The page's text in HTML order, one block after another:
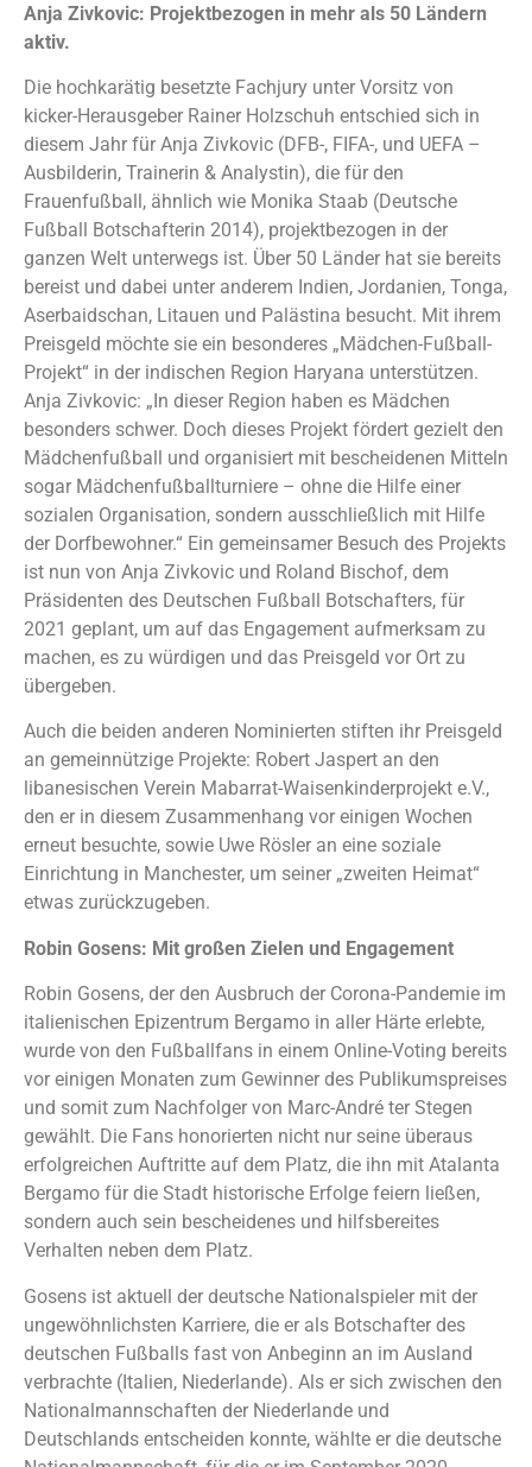
Anja Zivkovic: Projektbezogen in mehr als 50 Ländern
aktiv.
Die hochkarätig besetzte Fachjury unter Vorsitz von
kicker-Herausgeber Rainer Holzschuh entschied sich in
diesem Jahr für Anja Zivkovic (DFB-, FIFA-, und UEFA –
Ausbilderin, Trainerin & Analystin), die für den
Frauenfußball, ähnlich wie Monika Staab (Deutsche
Fußball Botschafterin 2014), projektbezogen in der
ganzen Welt unterwegs ist. Über 50 Länder hat sie bereits
bereist und dabei unter anderem Indien, Jordanien, Tonga,
Aserbaidschan, Litauen und Palästina besucht. Mit ihrem
Preisgeld möchte sie ein besonderes „Mädchen-Fußball-
Projekt“ in der indischen Region Haryana unterstützen.
Anja Zivkovic: „In dieser Region haben es Mädchen
besonders schwer. Doch dieses Projekt fördert gezielt den
Mädchenfußball und organisiert mit bescheidenen Mitteln
sogar Mädchenfußballturniere – ohne die Hilfe einer
sozialen Organisation, sondern ausschließlich mit Hilfe
der Dorfbewohner.“ Ein gemeinsamer Besuch des Projekts
ist nun von Anja Zivkovic und Roland Bischof, dem
Präsidenten des Deutschen Fußball Botschafters, für
2021 geplant, um auf das Engagement aufmerksam zu
machen, es zu würdigen und das Preisgeld vor Ort zu
übergeben.
Auch die beiden anderen Nominierten stiften ihr Preisgeld
an gemeinnützige Projekte: Robert Jaspert an den
libanesischen Verein Mabarrat-Waisenkinderprojekt e.V.,
den er in diesem Zusammenhang vor einigen Wochen
erneut besuchte, sowie Uwe Rösler an eine soziale
Einrichtung in Manchester, um seiner „zweiten Heimat“
etwas zurückzugeben.
Robin Gosens: Mit großen Zielen und Engagement
Robin Gosens, der den Ausbruch der Corona-Pandemie im
italienischen Epizentrum Bergamo in aller Härte erlebte,
wurde von den Fußballfans in einem Online-Voting bereits
vor einigen Monaten zum Gewinner des Publikumspreises
und somit zum Nachfolger von Marc-André ter Stegen
gewählt. Die Fans honorierten nicht nur seine überaus
erfolgreichen Auftritte auf dem Platz, die ihn mit Atalanta
Bergamo für die Stadt historische Erfolge feiern ließen,
sondern auch sein bescheidenes und hilfsbereites
Verhalten neben dem Platz.
Gosens ist aktuell der deutsche Nationalspieler mit der
ungewöhnlichsten Karriere, die er als Botschafter des
deutschen Fußballs fast von Anbeginn an im Ausland
verbrachte (Italien, Niederlande). Als er sich zwischen den
Nationalmannschaften der Niederlande und
Deutschlands entscheiden konnte, wählte er die deutsche